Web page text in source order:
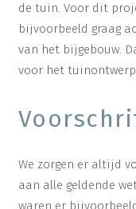
de tuin. Voor dit
bijvoorbeeld graag
van het bijgebouw.
voor het
We zorgen er altijd
aan alle geldende
waren er